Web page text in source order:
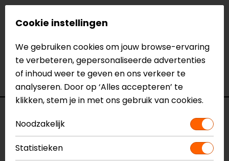
Model
834145
Merk
Nikwax
Kleur
N.v.t.
Reviews (2)
Cookie instellingen
We gebruiken cookies om jouw browse-ervaring
te verbeteren, gepersonaliseerde advertenties
of inhoud weer te geven en ons verkeer te
analyseren. Door op ‘Alles accepteren’ te
klikken, stem je in met ons gebruik van cookies.
Noodzakelijk
Statistieken